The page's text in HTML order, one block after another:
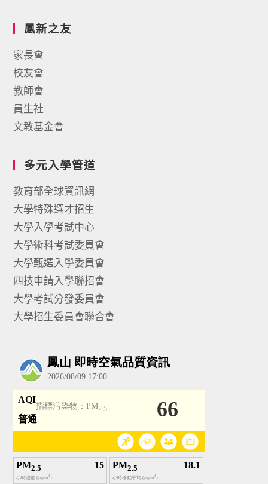
鳳新之友
家長會
校友會
教師會
員生社
文教基金會
多元入學管道
教育部全球資訊網
大學特殊選才招生
大學入學考試中心
大學術科考試委員會
大學甄選入學委員會
四技申請入學聯招會
大學考試分發委員會
大學招生委員會聯合會